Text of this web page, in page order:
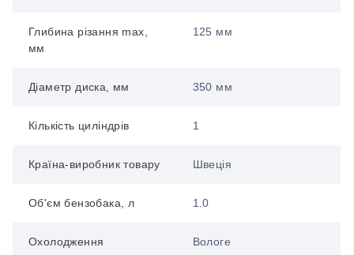
Глибина різання max,
мм
125 мм
Діаметр диска, мм 350 мм
Кількість циліндрів 1
Країна-виробник товару Швеція
Об'єм бензобака, л 1.0
Охолодження Вологе